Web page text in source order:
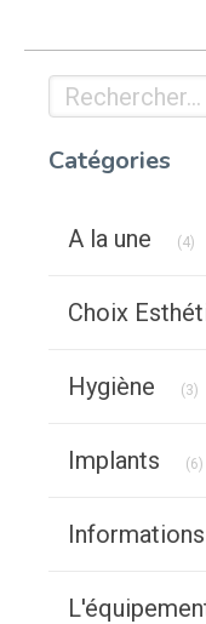
Rechercher
Catégories
A la une (4)
Choix
Hygiène (3)
Implants (6)